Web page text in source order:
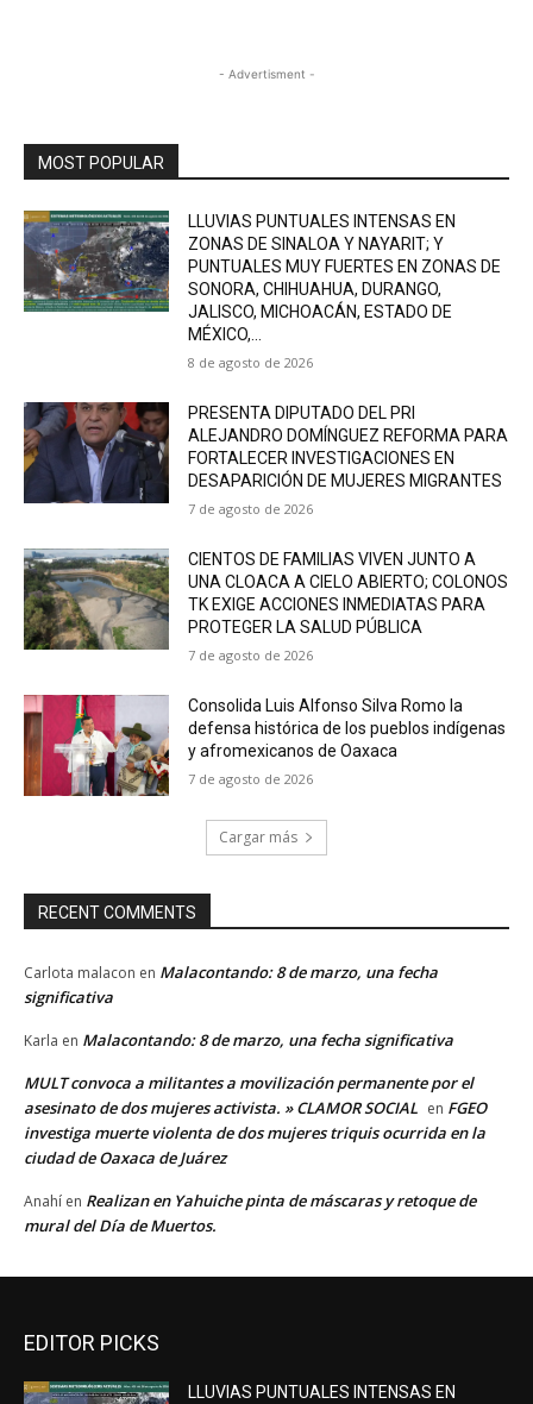
- Advertisment -
MOST POPULAR
LLUVIAS PUNTUALES INTENSAS EN
ZONAS DE SINALOA Y NAYARIT; Y
PUNTUALES MUY FUERTES EN ZONAS DE
SONORA, CHIHUAHUA, DURANGO,
JALISCO, MICHOACÁN, ESTADO DE
MÉXICO,...
8 de agosto de 2026
PRESENTA DIPUTADO DEL PRI
ALEJANDRO DOMÍNGUEZ REFORMA PARA
FORTALECER INVESTIGACIONES EN
DESAPARICIÓN DE MUJERES MIGRANTES
7 de agosto de 2026
CIENTOS DE FAMILIAS VIVEN JUNTO A
UNA CLOACA A CIELO ABIERTO; COLONOS
TK EXIGE ACCIONES INMEDIATAS PARA
PROTEGER LA SALUD PÚBLICA
7 de agosto de 2026
Consolida Luis Alfonso Silva Romo la
defensa histórica de los pueblos indígenas
y afromexicanos de Oaxaca
7 de agosto de 2026
Cargar más
RECENT COMMENTS
Carlota malacon en Malacontando: 8 de marzo, una fecha
significativa
Karla en Malacontando: 8 de marzo, una fecha significativa
MULT convoca a militantes a movilización permanente por el
asesinato de dos mujeres activista. » CLAMOR SOCIAL en FGEO
investiga muerte violenta de dos mujeres triquis ocurrida en la
ciudad de Oaxaca de Juárez
Anahí en Realizan en Yahuiche pinta de máscaras y retoque de
mural del Día de Muertos.
EDITOR PICKS
LLUVIAS PUNTUALES INTENSAS EN